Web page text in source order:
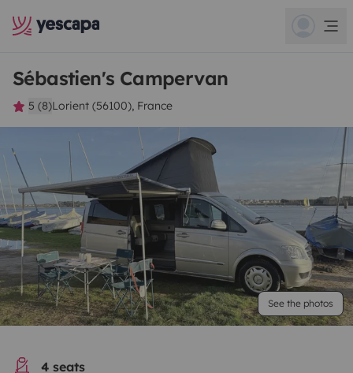
Sébastien's Campervan
5 (8)Lorient (56100), France
See the photos
4 seats